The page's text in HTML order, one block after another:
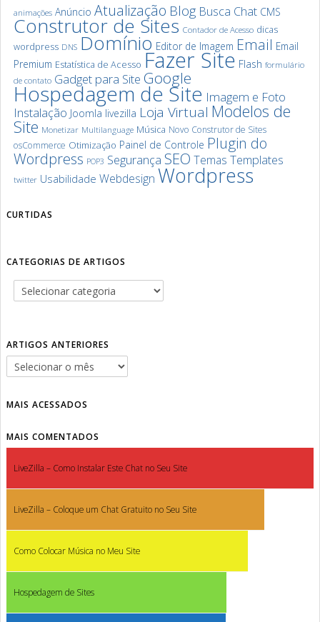
animações Anúncio Atualização Blog Busca Chat CMS
Construtor de Sites Contador de Acesso dicas
wordpress DNS Domínio Editor de Imagem Email Email
Premium Estatística de Acesso Fazer Site Flash formulário
de contato Gadget para Site Google
Hospedagem de Site Imagem e Foto
Instalação Joomla livezilla Loja Virtual Modelos de
Site Monetizar Multilanguage Música Novo Construtor de Sites
osCommerce Otimização Painel de Controle Plugin do
Wordpress POP3 Segurança SEO Temas Templates
twitter Usabilidade Webdesign Wordpress
CURTIDAS
CATEGORIAS DE ARTIGOS
ARTIGOS ANTERIORES
MAIS ACESSADOS
MAIS COMENTADOS
LiveZilla – Como Instalar Este Chat no Seu Site
LiveZilla – Coloque um Chat Gratuito no Seu Site
Como Colocar Música no Meu Site
Hospedagem de Sites